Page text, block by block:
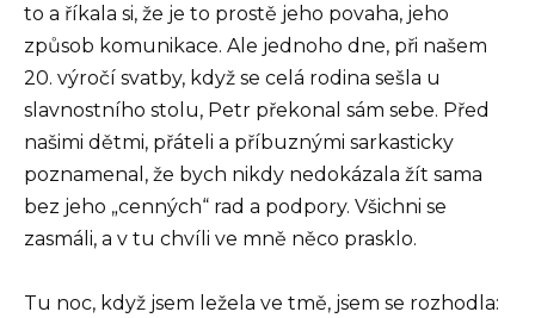
to a říkala si, že je to prostě jeho povaha, jeho
způsob komunikace. Ale jednoho dne, při našem
20. výročí svatby, když se celá rodina sešla u
slavnostního stolu, Petr překonal sám sebe. Před
našimi dětmi, přáteli a příbuznými sarkasticky
poznamenal, že bych nikdy nedokázala žít sama
bez jeho „cenných“ rad a podpory. Všichni se
zasmáli, a v tu chvíli ve mně něco prasklo.
Tu noc, když jsem ležela ve tmě, jsem se rozhodla: